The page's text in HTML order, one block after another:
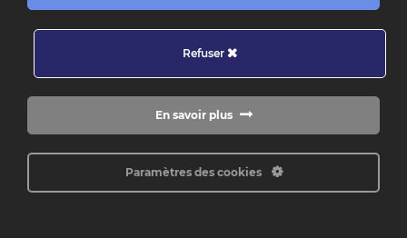
Refuser
En savoir plus
Paramètres des cookies